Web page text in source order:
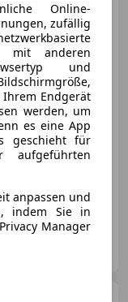
(129 PS)
Online-
zufällig
mit anderen
und
Ihrem Endgerät
werden, um
es eine App
geschieht für
anpassen und
indem Sie in
Manager